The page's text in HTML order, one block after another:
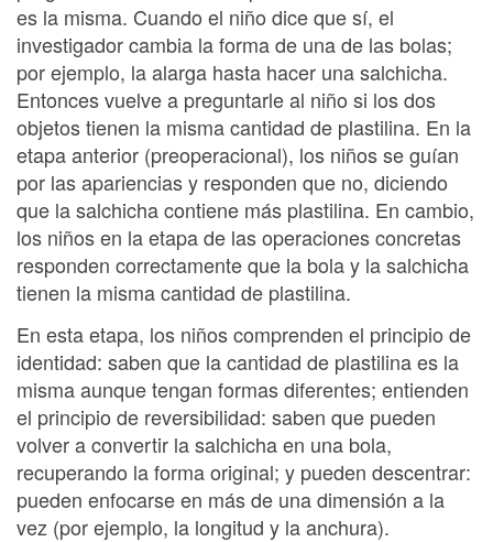
es la misma. Cuando el niño dice que sí, el
investigador cambia la forma de una de las bolas;
por ejemplo, la alarga hasta hacer una salchicha.
Entonces vuelve a preguntarle al niño si los dos
objetos tienen la misma cantidad de plastilina. En la
etapa anterior (preoperacional), los niños se guían
por las apariencias y responden que no, diciendo
que la salchicha contiene más plastilina. En cambio,
los niños en la etapa de las operaciones concretas
responden correctamente que la bola y la salchicha
tienen la misma cantidad de plastilina.
En esta etapa, los niños comprenden el principio de
identidad: saben que la cantidad de plastilina es la
misma aunque tengan formas diferentes; entienden
el principio de reversibilidad: saben que pueden
volver a convertir la salchicha en una bola,
recuperando la forma original; y pueden descentrar:
pueden enfocarse en más de una dimensión a la
vez (por ejemplo, la longitud y la anchura).